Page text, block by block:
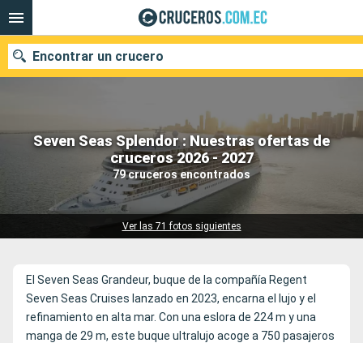
Seven Seas Splendor : Nuestras ofertas de
cruceros 2026 - 2027
79 cruceros encontrados
Ver las 71 fotos siguientes
Encontrar un crucero
Nuestros destinos
Fecha de salida
El Seven Seas Grandeur, buque de la compañía Regent
Seven Seas Cruises lanzado en 2023, encarna el lujo y el
refinamiento en alta mar. Con una eslora de 224 m y una
manga de 29 m, este buque ultralujo acoge a 750 pasajeros